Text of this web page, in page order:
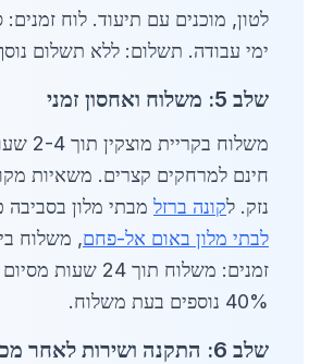
ימי עבודה. תשלום: ללא תשלום
שלב 5: משלוח ואחסון זמני
משלוח
חינם למרחקים קצרים. משאיות
נזק. לקונה ברזל מבתי מלון בסביבה
לבתי מלון באום אל-פחם, משלוח
זמנים: משלוח תוך 24
40% נוספים בעת משלוח.
שלב 6: התקנה ושירות לאחר מכירה